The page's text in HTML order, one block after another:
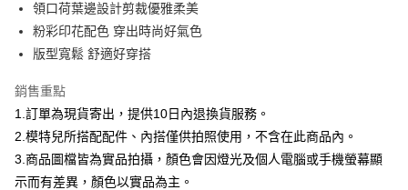
上海商業儲蓄銀行
國泰世華商業銀行
臺灣中小企業銀行
聯邦商業銀行
元大商業銀行
永豐商業銀行
台新國際商業銀行
中國信託商業銀行
台灣樂天信用卡公司
LINE Pay
Apple Pay
悠遊付
Google Pay
全盈+PAY
領口荷葉邊設計剪裁優雅柔美
粉彩印花配色 穿出時尚好氣色
版型寬鬆 舒適好穿搭
銷售重點
1.訂單為現貨寄出，提供10日內退換貨服務。
2.模特兒所搭配配件、內搭僅供拍照使用，不含在此商品內。
3.商品圖檔皆為實品拍攝，顏色會因燈光及個人電腦或手機螢幕顯
示而有差異，顏色以實品為主。